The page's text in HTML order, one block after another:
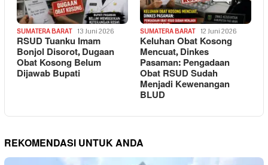
SUMATERA BARAT 13 Juni 2026
RSUD Tuanku Imam
Bonjol Disorot, Dugaan
Obat Kosong Belum
Dijawab Bupati
SUMATERA BARAT 12 Juni 2026
Keluhan Obat Kosong
Mencuat, Dinkes
Pasaman: Pengadaan
Obat RSUD Sudah
Menjadi Kewenangan
BLUD
REKOMENDASI UNTUK ANDA